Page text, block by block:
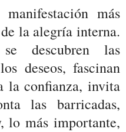
más
la alegría interna.
descubren las
deseos, fascinan
la confianza, invita
las barricadas,
lo más importante,